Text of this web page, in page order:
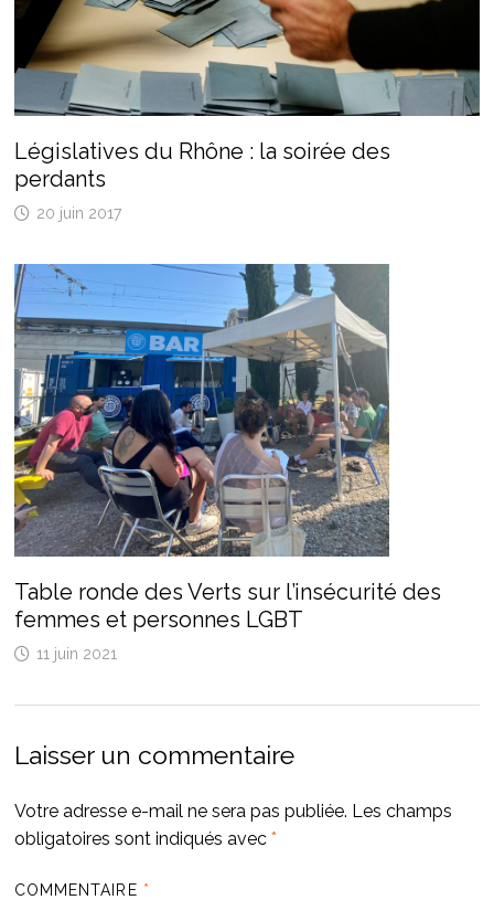
Législatives du Rhône : la soirée des
perdants
20 juin 2017
Table ronde des Verts sur l’insécurité des
femmes et personnes LGBT
11 juin 2021
Laisser un commentaire
Votre adresse e-mail ne sera pas publiée. Les champs
obligatoires sont indiqués avec *
COMMENTAIRE *